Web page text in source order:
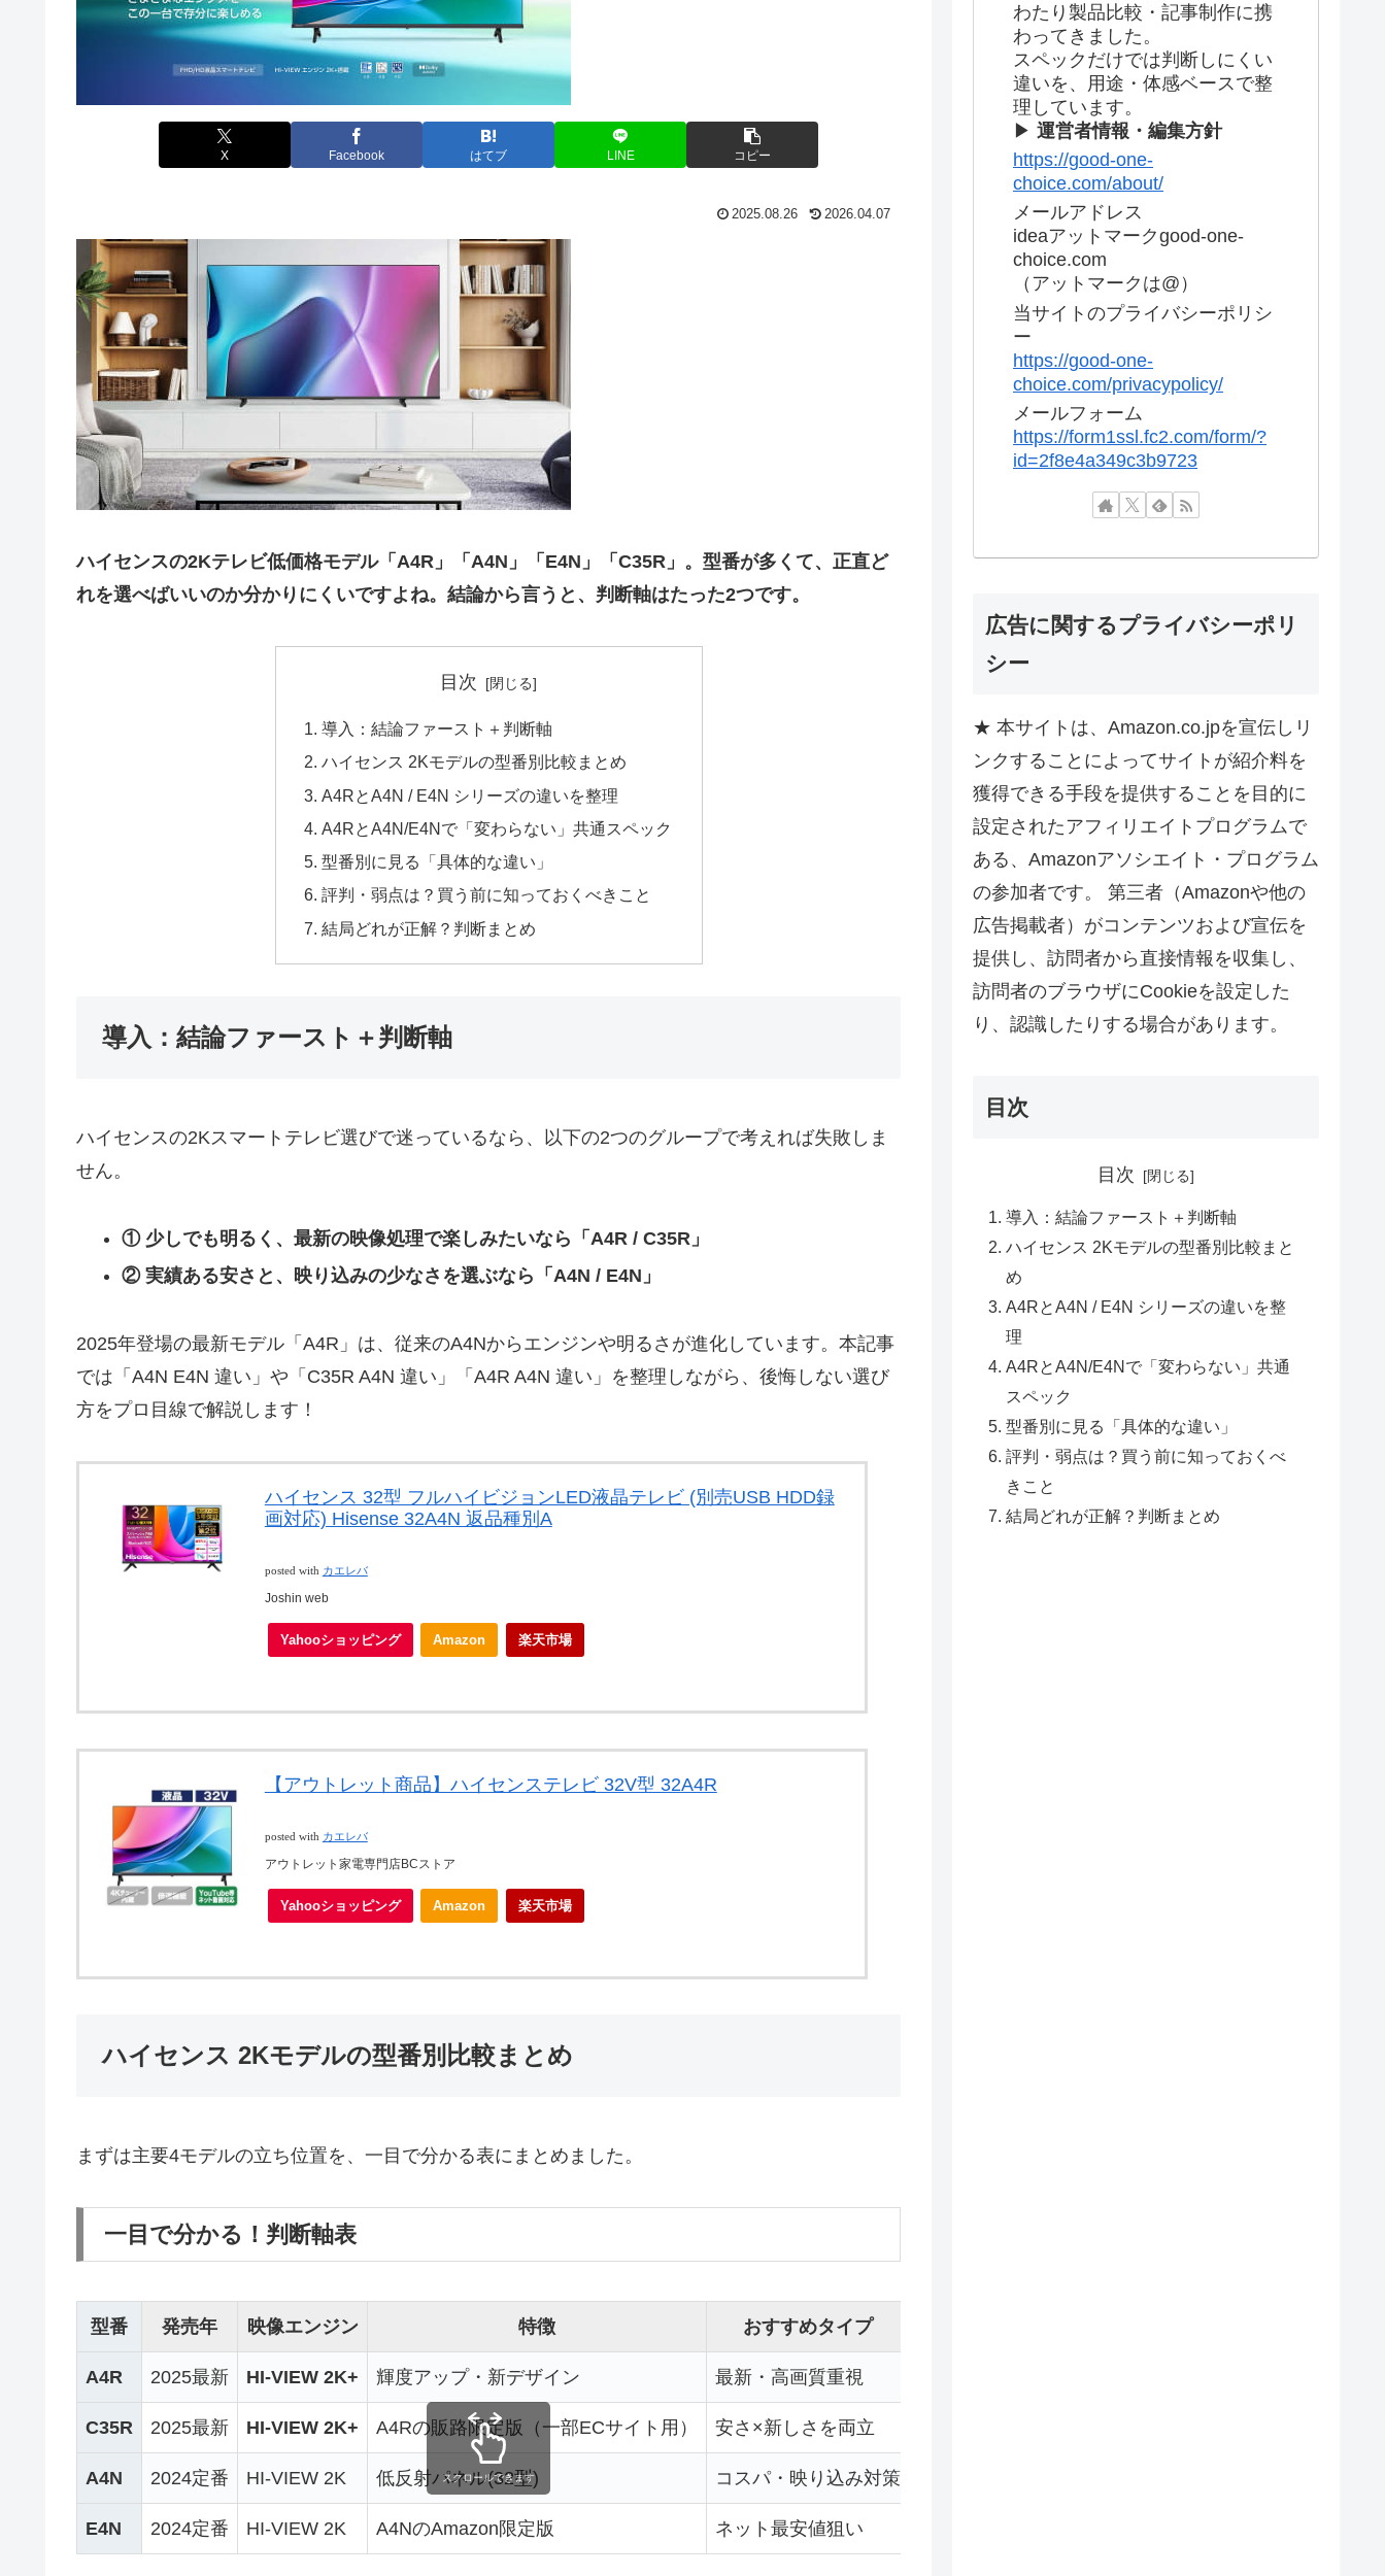
X Facebook はてブ LINE コピー
2025.08.26 2026.04.07
ハイセンスの2Kテレビ低価格モデル「A4R」「A4N」「E4N」「C35R」。型番が多くて、正直ど
れを選べばいいのか分かりにくいですよね。結論から言うと、判断軸はたった2つです。
目次
導入：結論ファースト＋判断軸
ハイセンス 2Kモデルの型番別比較まとめ
A4RとA4N / E4N シリーズの違いを整理
A4RとA4N/E4Nで「変わらない」共通スペック
型番別に見る「具体的な違い」
評判・弱点は？買う前に知っておくべきこと
結局どれが正解？判断まとめ
導入：結論ファースト＋判断軸
ハイセンスの2Kスマートテレビ選びで迷っているなら、以下の2つのグループで考えれば失敗しま
せん。
① 少しでも明るく、最新の映像処理で楽しみたいなら「A4R / C35R」
② 実績ある安さと、映り込みの少なさを選ぶなら「A4N / E4N」
2025年登場の最新モデル「A4R」は、従来のA4Nからエンジンや明るさが進化しています。本記事
では「A4N E4N 違い」や「C35R A4N 違い」「A4R A4N 違い」を整理しながら、後悔しない選び
方をプロ目線で解説します！
ハイセンス 32型 フルハイビジョンLED液晶テレビ (別売USB HDD録
画対応) Hisense 32A4N 返品種別A
posted with カエレバ
Joshin web
Yahooショッピング Amazon 楽天市場
【アウトレット商品】ハイセンステレビ 32V型 32A4R
posted with カエレバ
アウトレット家電専門店BCストア
Yahooショッピング Amazon 楽天市場
ハイセンス 2Kモデルの型番別比較まとめ
まずは主要4モデルの立ち位置を、一目で分かる表にまとめました。
一目で分かる！判断軸表
型番 発売年 映像エンジン 特徴 おすすめタイプ
A4R 2025最新 HI-VIEW 2K+ 輝度アップ・新デザイン 最新・高画質重視
C35R 2025最新 HI-VIEW 2K+ A4Rの販路限定版（一部ECサイト用） 安さ×新しさを両立
A4N 2024定番 HI-VIEW 2K 低反射パネル(32型) コスパ・映り込み対策
E4N 2024定番 HI-VIEW 2K A4NのAmazon限定版 ネット最安値狙い
スクロールできます
わたり製品比較・記事制作に携
わってきました。
スペックだけでは判断しにくい
違いを、用途・体感ベースで整
理しています。
▶ 運営者情報・編集方針
https://good-one-
choice.com/about/
メールアドレス
ideaアットマークgood-one-
choice.com
（アットマークは@）
当サイトのプライバシーポリシ
ー
https://good-one-
choice.com/privacypolicy/
メールフォーム
https://form1ssl.fc2.com/form/?
id=2f8e4a349c3b9723
広告に関するプライバシーポリ
シー
★ 本サイトは、Amazon.co.jpを宣伝しリ
ンクすることによってサイトが紹介料を
獲得できる手段を提供することを目的に
設定されたアフィリエイトプログラムで
ある、Amazonアソシエイト・プログラム
の参加者です。 第三者（Amazonや他の
広告掲載者）がコンテンツおよび宣伝を
提供し、訪問者から直接情報を収集し、
訪問者のブラウザにCookieを設定した
り、認識したりする場合があります。
目次
目次
導入：結論ファースト＋判断軸
ハイセンス 2Kモデルの型番別比較まと
め
A4RとA4N / E4N シリーズの違いを整
理
A4RとA4N/E4Nで「変わらない」共通
スペック
型番別に見る「具体的な違い」
評判・弱点は？買う前に知っておくべ
きこと
結局どれが正解？判断まとめ